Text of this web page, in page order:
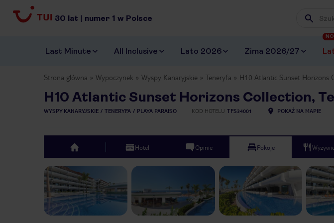
30 lat | numer 1 w Polsce Wpisz
Last Minute All Inclusive Lato 2026 Zima 2026/27
Strona główna Wypoczynek Wyspy Kanaryjskie Teneryfa H10 Atlantic Sunset Horizons
H10 Atlantic Sunset Horizons Collection,
WYSPY KANARYJSKIE TENERYFA PLAYA PARAISO KOD HOTELU TFS34001 POKAŻ NA MAPIE
top Hotel Opinie Pokoje
Previous slide
Wyjątkowy
Wielokrotnie byliśmy na